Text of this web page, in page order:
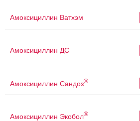
Амоксициллин Ватхэм
Амоксициллин ДС
Амоксициллин Сандоз®
Амоксициллин Экобол®